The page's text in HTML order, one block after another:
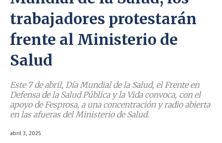
trabajadores protestarán
frente al Ministerio de
Salud
Este 7 de abril, Día Mundial de la Salud, el Frente en
Defensa de la Salud Pública y la Vida convoca, con el
apoyo de Fesprosa, a una concentración y radio abierta
en las afueras del Ministerio de Salud.
abril 3, 2025